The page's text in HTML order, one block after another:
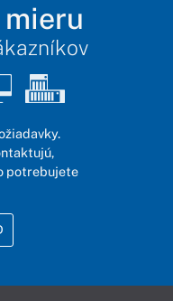
mieru
potrebujete